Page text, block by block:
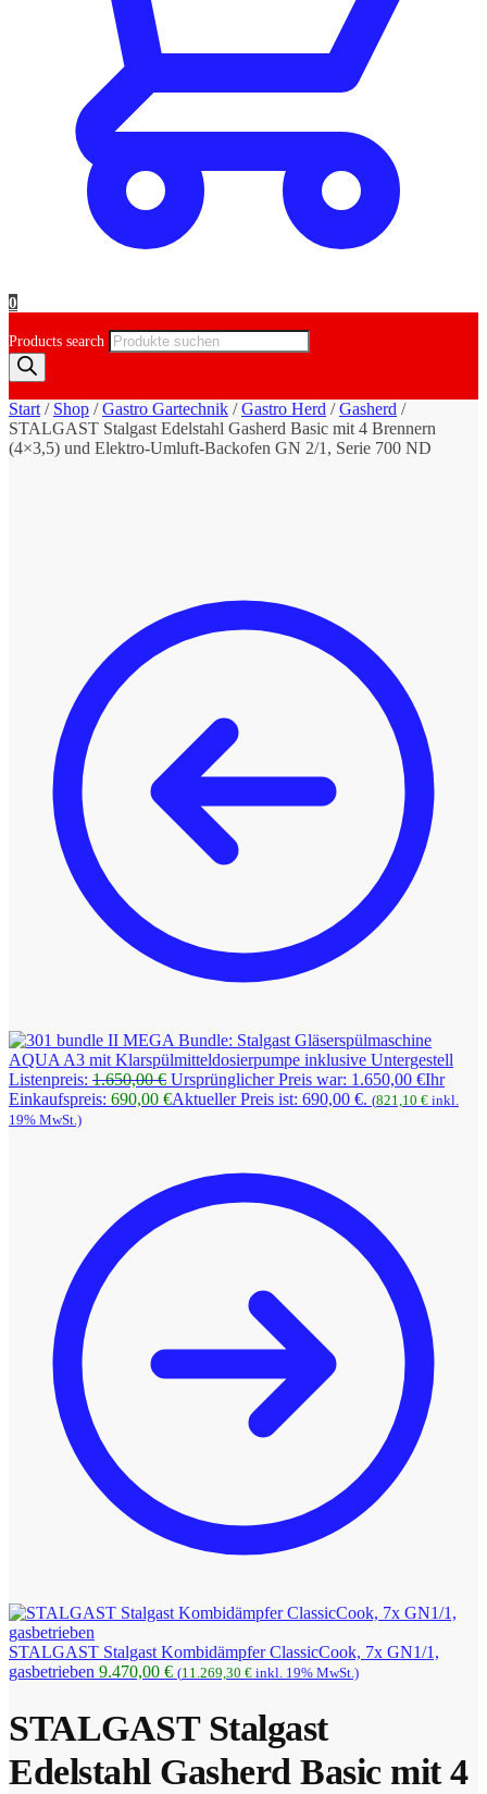
0
Products search
Start / Shop /Gastro Gartechnik /Gastro Herd /Gasherd /
STALGAST Stalgast Edelstahl Gasherd Basic mit 4 Brennern
(4×3,5) und Elektro-Umluft-Backofen GN 2/1, Serie 700 ND
MEGA Bundle: Stalgast Gläserspülmaschine
AQUA A3 mit Klarspülmitteldosierpumpe inklusive Untergestell
Listenpreis: 1.650,00€ Ursprünglicher Preis war: 1.650,00 €Ihr
Einkaufspreis: 690,00 €Aktueller Preis ist: 690,00 €. (821,10 € inkl.
19% MwSt.)
STALGAST Stalgast Kombidämpfer ClassicCook, 7x GN1/1,
gasbetrieben 9.470,00 € (11.269,30 € inkl. 19% MwSt.)
STALGAST Stalgast
Edelstahl Gasherd Basic mit 4